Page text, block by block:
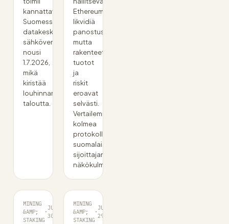
kannattavuusrajalla.
Suomessa
datakeskusten
sähkövero
nousi
1.7.2026,
mikä
kiristää
louhinnan
taloutta.
Ethereumin
likvidiä
panostusta,
mutta
rakenteet,
tuotot
ja
riskit
eroavat
selvästi.
Vertailemme
kolmea
protokollaa
suomalaisen
sijoittajan
näkökulmasta.
MINING
&AMP;
STAKING
·
JUN
30
MINING
&AMP;
STAKING
·
JUN
29